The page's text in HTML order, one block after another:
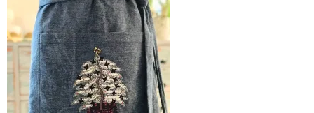
Såå fornøyd med
brodere.